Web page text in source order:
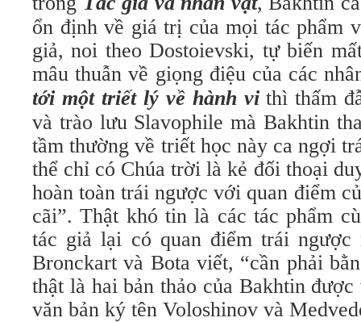
ổn định về giá trị của mọi tác phẩm
giả, noi theo Dostoievski, tự biến
mâu thuẫn về giọng điệu của các
tới một triết lý về hành vithì thấm
và trào lưu Slavophile mà Bakhtin
tầm thường về triết học này ca ngợi
thể chỉ có Chúa trời là kẻ đối thoại
hoàn toàn trái ngược với quan điểm
cãi”. Thật khó tin là các tác phẩm
tác giả lại có quan điểm trái ngược
Bronckart và Bota viết, “cần phải
thật là hai bản thảo của Bakhtin
văn bản ký tên Voloshinov và